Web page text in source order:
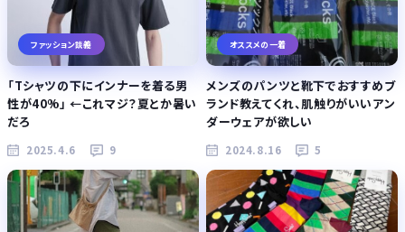
ファッション談義
「Tシャツの下にインナーを着る男
性が40%」 ←これマジ？夏とか暑い
だろ
2025.4.6 9
オススメの一着
メンズのパンツと靴下でおすすめブ
ランド教えてくれ、肌触りがいいアン
ダーウェアが欲しい
2024.8.16 5